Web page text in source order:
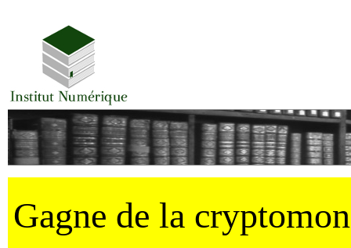
Gagne de la